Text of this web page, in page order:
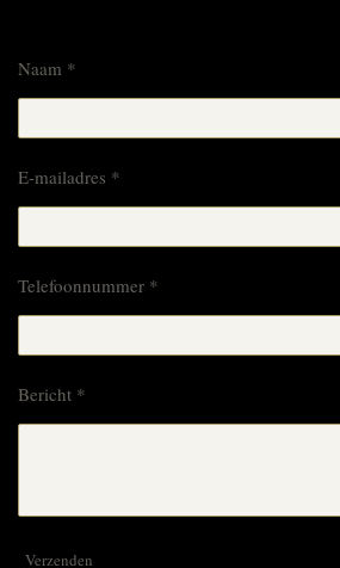
Naam *
E-mailadres *
Telefoonnummer *
Bericht *
Verzenden